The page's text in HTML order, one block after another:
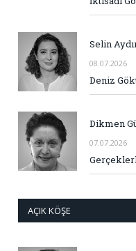
Selin
08.07.2026
Deniz
Dikmen
07.07.2026
AÇIK KÖŞE